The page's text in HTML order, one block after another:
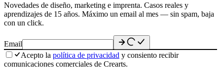
Novedades de diseño, marketing e imprenta. Casos reales y
aprendizajes de 15 años. Máximo un email al mes — sin spam, baja
con un click.
Email
Acepto la política de privacidad y consiento recibir
comunicaciones comerciales de Crearts.